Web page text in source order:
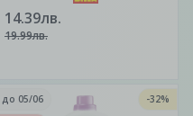
Супер цена
14.39лв.
19.99лв.
до 05/06
-32%